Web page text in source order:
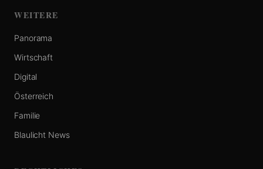
WEITERE
Panorama
Wirtschaft
Digital
Österreich
Familie
Blaulicht News